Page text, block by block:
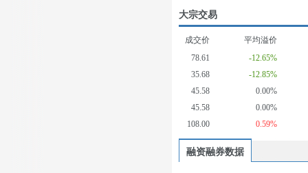
大宗交易
成交价
平均溢价
78.61
-12.65%
35.68
-12.85%
45.58
0.00%
45.58
0.00%
108.00
0.59%
融资融券数据